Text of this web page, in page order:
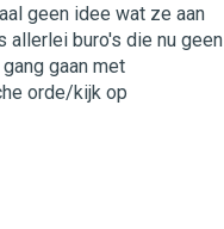
geen idee wat ze aan
allerlei buro's die nu geen
gaan met
orde/kijk op